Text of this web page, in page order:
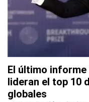
El último
lideran el top 10
globales